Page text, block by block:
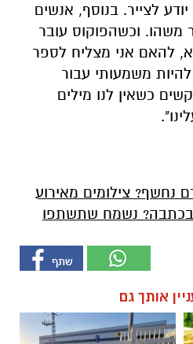
לצייר. בנוסף, אנשים
משהו. וכשהפוקוס עובר
להאם אני מצליח לספר
משמעותי עבור
כשאין לנו מילים
נחשף? צילומים מאירוע
נשמח שתשתפו
אותך גם